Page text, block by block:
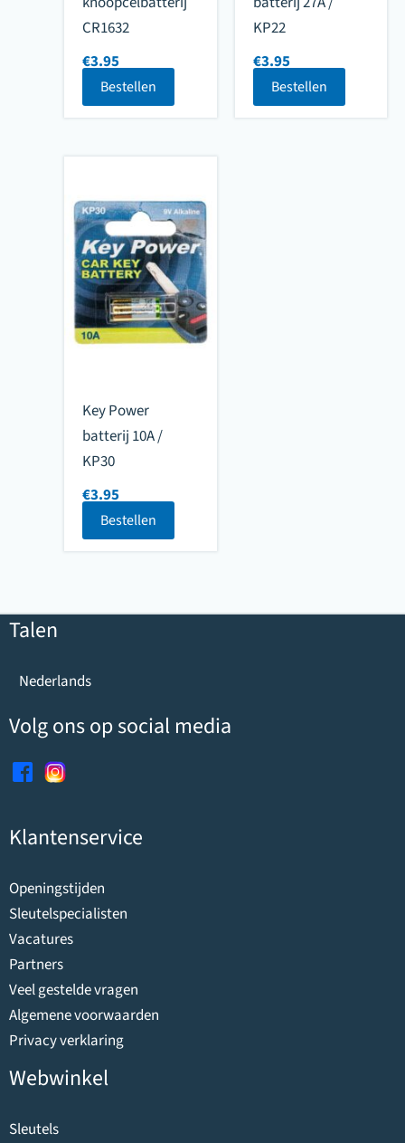
CR1632
€3.95
Bestellen
KP22
€3.95
Bestellen
Key Power
batterij 10A /
KP30
€3.95
Bestellen
Talen
Nederlands
Volg ons op social media
Klantenservice
Openingstijden
Sleutelspecialisten
Vacatures
Partners
Veel gestelde vragen
Algemene voorwaarden
Privacy verklaring
Webwinkel
Sleutels